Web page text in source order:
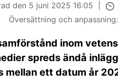
den 5 juni 2025 16:05
Översättning och anpassning:
inom
spreds ändå
mellan ett datum år